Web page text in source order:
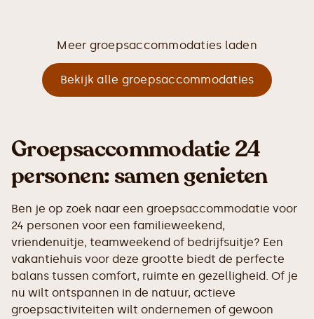
Meer groepsaccommodaties laden
Bekijk alle groepsaccommodaties
Groepsaccommodatie 24
personen: samen genieten
Ben je op zoek naar een groepsaccommodatie voor
24 personen voor een familieweekend,
vriendenuitje, teamweekend of bedrijfsuitje? Een
vakantiehuis voor deze grootte biedt de perfecte
balans tussen comfort, ruimte en gezelligheid. Of je
nu wilt ontspannen in de natuur, actieve
groepsactiviteiten wilt ondernemen of gewoon